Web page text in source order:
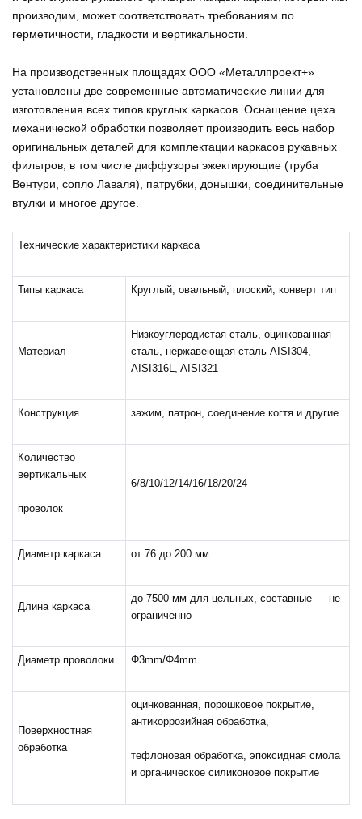
производим, может соответствовать требованиям по
герметичности, гладкости и вертикальности.
На производственных площадях ООО «Металлпроект+»
установлены две современные автоматические линии для
изготовления всех типов круглых каркасов. Оснащение цеха
механической обработки позволяет производить весь набор
оригинальных деталей для комплектации каркасов рукавных
фильтров, в том числе диффузоры эжектирующие (труба
Вентури, сопло Лаваля), патрубки, донышки, соединительные
втулки и многое другое.
Технические характеристики каркаса
Типы каркаса Круглый, овальный, плоский, конверт тип
Материал
Низкоуглеродистая сталь, оцинкованная
сталь, нержавеющая сталь AISI304,
AISI316L, AISI321
Конструкция зажим, патрон, соединение когтя и другие
Количество
вертикальных
проволок
6/8/10/12/14/16/18/20/24
Диаметр каркаса от 76 до 200 мм
Длина каркаса
до 7500 мм для цельных, составные — не
ограниченно
Диаметр проволоки Φ3mm/Φ4mm.
Поверхностная
обработка
оцинкованная, порошковое покрытие,
антикоррозийная обработка,
тефлоновая обработка, эпоксидная смола
и органическое силиконовое покрытие